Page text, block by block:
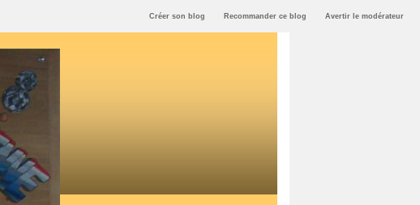
Créer son blog Recommander ce blog Avertir le modérateur